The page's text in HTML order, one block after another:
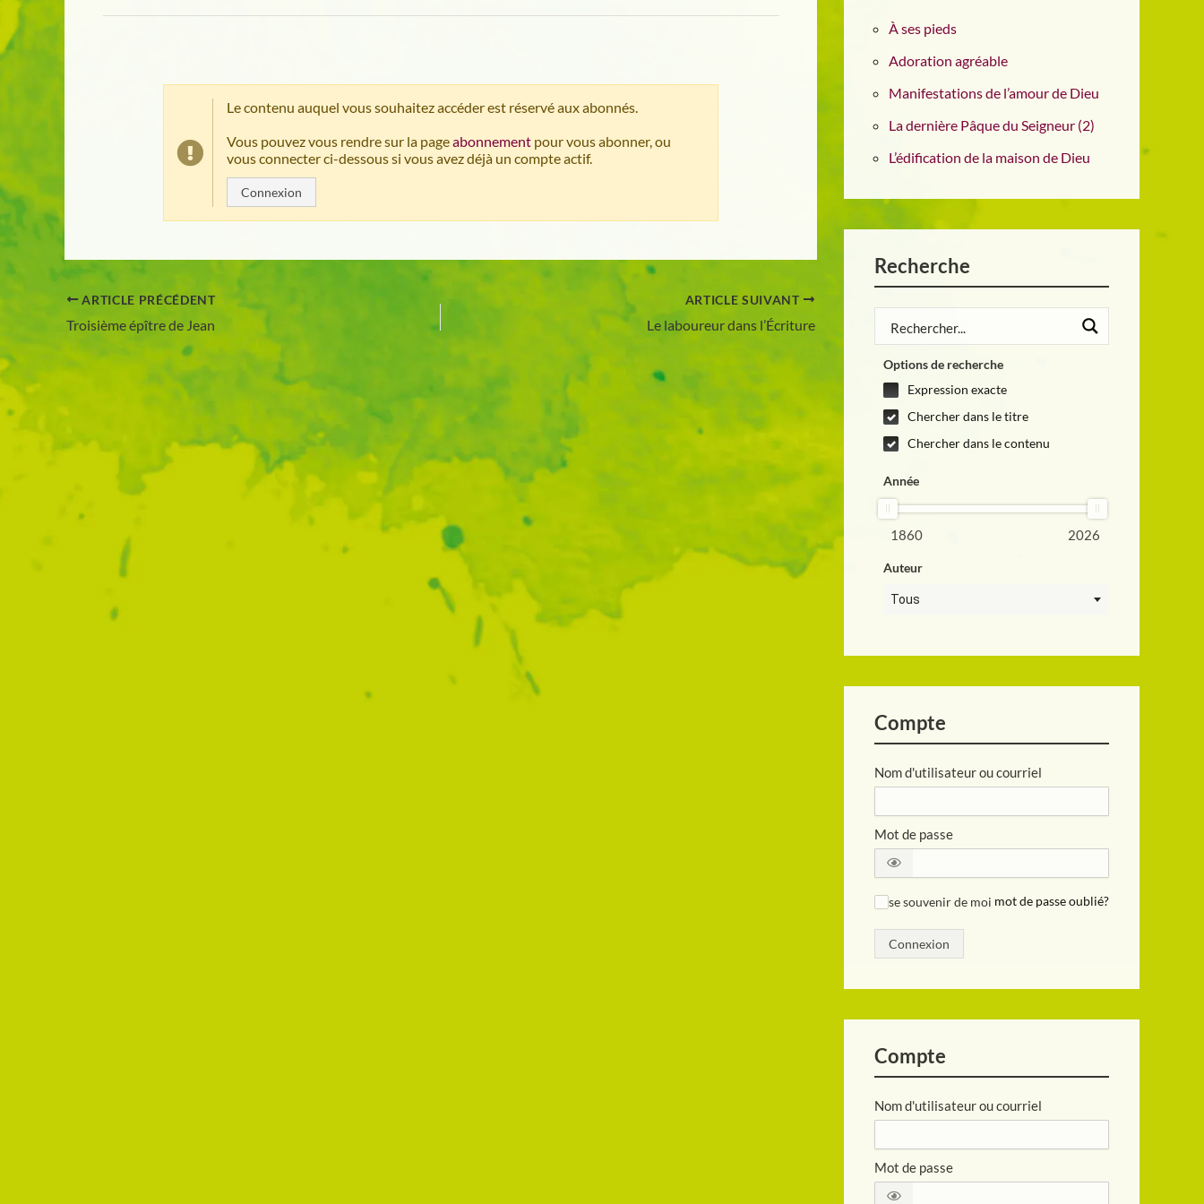
Le contenu auquel vous souhaitez accéder est réservé aux abonnés.
Vous pouvez vous rendre sur la pageabonnement pour vous abonner, ou
vous connecter ci-dessous si vous avez déjà un compte actif.
Connexion
ARTICLE PRÉCÉDENT
Troisième épître de Jean
ARTICLE SUIVANT
Le laboureur dans l’Écriture
À ses pieds
Adoration agréable
Manifestations de l’amour de Dieu
La dernière Pâque du Seigneur (2)
L’édification de la maison de Dieu
Recherche
Options de recherche
Expression exacte
Chercher dans le titre
Chercher dans le contenu
Année
1860 2026
Auteur
Tous
Compte
Nom d'utilisateur ou courriel
Mot de passe
se souvenir de moi mot de passe oublié?
Connexion
Compte
Nom d'utilisateur ou courriel
Mot de passe